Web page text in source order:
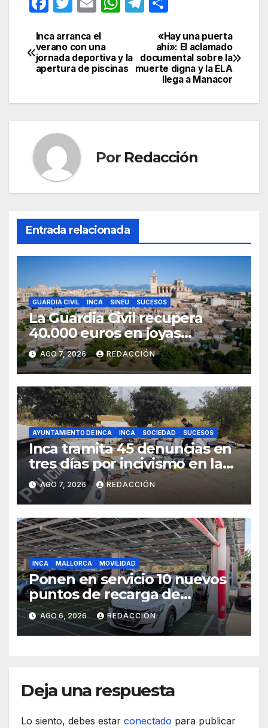
c
e
b
o
k
itt
er
ail
s
A
p
gr
a
m
m
p
ar
tir
Navegación
de
«Hay una puerta
ahí»: El aclamado
documental sobre la
muerte digna y la ELA
llega a Manacor
Inca arranca el
verano con una
jornada deportiva y la
apertura de piscinas
Por Redacción
Entrada relacionada
GUARDIA CIVIL INCA SINEU SUCESOS
La Guardia Civil recupera
40.000 euros en joyas
robadas en una vivienda de
Sineu
AGO 7, 2026 REDACCIÓN
AYUNTAMIENTO DE INCA INCA SOCIEDAD SUCESOS
Inca tramita 45 denuncias en
tres días por incivismo en la
gestión de residuos
AGO 7, 2026 REDACCIÓN
INCA MALLORCA MOVILIDAD
Ponen en servicio 10 nuevos
puntos de recarga de
vehículos eléctricos en el
Hospital de Inca
AGO 6, 2026 REDACCIÓN
Deja una respuesta
Lo siento, debes estar conectado para publicar